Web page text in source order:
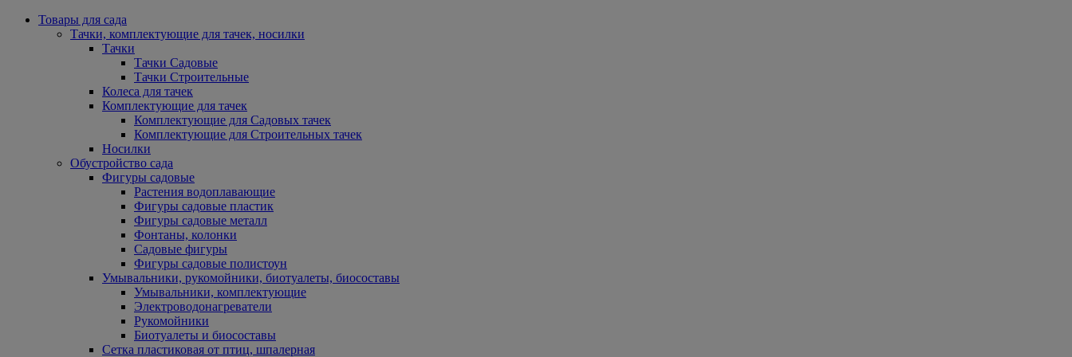
Товары для сада
Тачки, комплектующие для тачек, носилки
Тачки
Тачки Садовые
Тачки Строительные
Колеса для тачек
Комплектующие для тачек
Комплектующие для Садовых тачек
Комплектующие для Строительных тачек
Носилки
Обустройство сада
Фигуры садовые
Растения водоплавающие
Фигуры садовые пластик
Фигуры садовые металл
Фонтаны, колонки
Садовые фигуры
Фигуры садовые полистоун
Умывальники, рукомойники, биотуалеты, биосоставы
Умывальники, комплектующие
Электроводонагреватели
Рукомойники
Биотуалеты и биосоставы
Сетка пластиковая от птиц, шпалерная